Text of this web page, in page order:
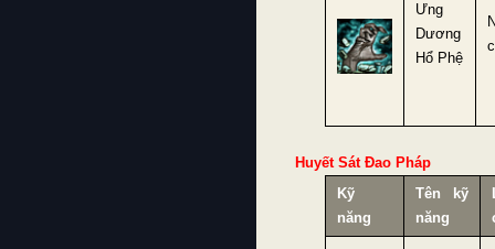
Ưng
Dương
Hổ Phệ
Huyết Sát Đao Pháp
Kỹ
năng
Tên kỹ
năng